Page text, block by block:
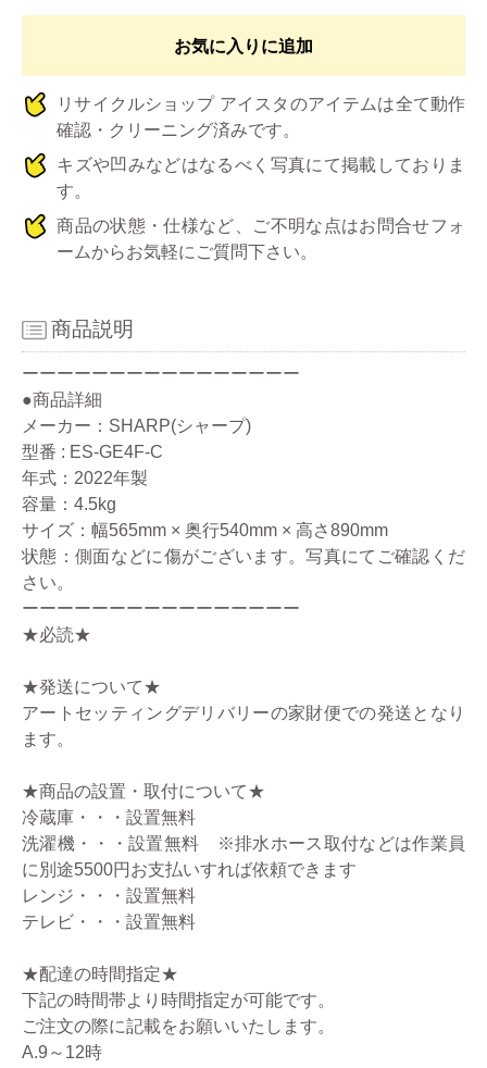
お気に入りに追加
リサイクルショップ アイスタのアイテムは全て動作
確認・クリーニング済みです。
キズや凹みなどはなるべく写真にて掲載しておりま
す。
商品の状態・仕様など、ご不明な点はお問合せフォ
ームからお気軽にご質問下さい。
商品説明
ーーーーーーーーーーーーーーーー
●商品詳細
メーカー：SHARP(シャープ)
型番 : ES-GE4F-C
年式：2022年製
容量：4.5kg
サイズ：幅565mm × 奥行540mm × 高さ890mm
状態：側面などに傷がございます。写真にてご確認くだ
さい。
ーーーーーーーーーーーーーーーー
★必読★
★発送について★
アートセッティングデリバリーの家財便での発送となり
ます。
★商品の設置・取付について★
冷蔵庫・・・設置無料
洗濯機・・・設置無料 ※排水ホース取付などは作業員
に別途5500円お支払いすれば依頼できます
レンジ・・・設置無料
テレビ・・・設置無料
★配達の時間指定★
下記の時間帯より時間指定が可能です。
ご注文の際に記載をお願いいたします。
A.9～12時